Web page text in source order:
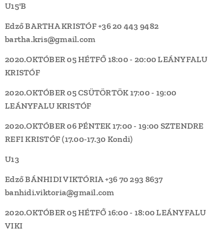
U15'B
Edző BARTHA KRISTÓF +36 20 443 9482
bartha.kris@gmail.com
2020.OKTÓBER 05 HÉTFŐ 18:00 - 20:00LEÁNYFALU
KRISTÓF
2020.OKTÓBER 05 CSÜTÖRTÖK 17:00 - 19:00
LEÁNYFALU KRISTÓF
2020.OKTÓBER 06 PÉNTEK 17:00 - 19:00 SZTENDRE
REFIKRISTÓF(17.00-17.30 Kondi)
U13
Edző BÁNHIDI VIKTÓRIA +36 70 293 8637
banhidi.viktoria@gmail.com
2020.OKTÓBER 05 HÉTFŐ 16:00 - 18:00LEÁNYFALU
VIKI